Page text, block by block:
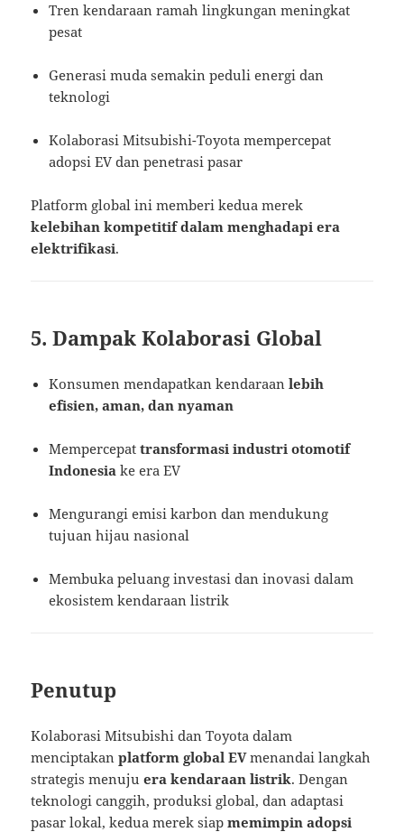
Tren kendaraan ramah lingkungan meningkat
pesat
Generasi muda semakin peduli energi dan
teknologi
Kolaborasi Mitsubishi-Toyota mempercepat
adopsi EV dan penetrasi pasar
Platform global ini memberi kedua merek
kelebihan kompetitif dalam menghadapi era
elektrifikasi.
5. Dampak Kolaborasi Global
Konsumen mendapatkan kendaraanlebih
efisien, aman, dan nyaman
Mempercepattransformasi industri otomotif
Indonesia ke era EV
Mengurangi emisi karbon dan mendukung
tujuan hijau nasional
Membuka peluang investasi dan inovasi dalam
ekosistem kendaraan listrik
Penutup
Kolaborasi Mitsubishi dan Toyota dalam
menciptakanplatform global EVmenandai langkah
strategis menujuera kendaraan listrik. Dengan
teknologi canggih, produksi global, dan adaptasi
pasar lokal, kedua merek siapmemimpin adopsi